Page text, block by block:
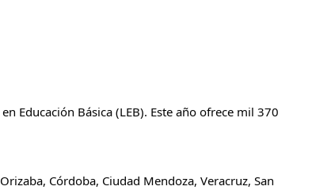
Educación Básica (LEB). Este año ofrece mil 370
Córdoba, Ciudad Mendoza, Veracruz, San